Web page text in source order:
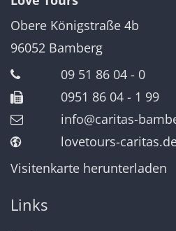
Obere Königstraße 4b
96052 Bamberg
09 51 86 04 - 0
0951 86 04 - 1 99
info@caritas-
lovetours-
Visitenkarte herunterladen
Links